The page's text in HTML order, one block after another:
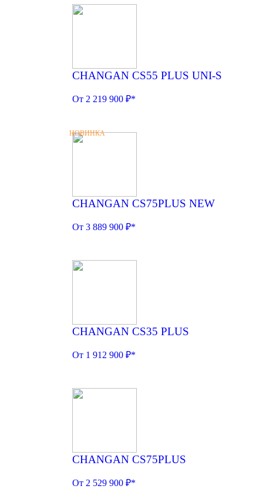
CHANGAN CS55 PLUS UNI-S
От 2 219 900 ₽*
НОВИНКА
CHANGAN CS75PLUS NEW
От 3 889 900 ₽*
CHANGAN CS35 PLUS
От 1 912 900 ₽*
CHANGAN CS75PLUS
От 2 529 900 ₽*